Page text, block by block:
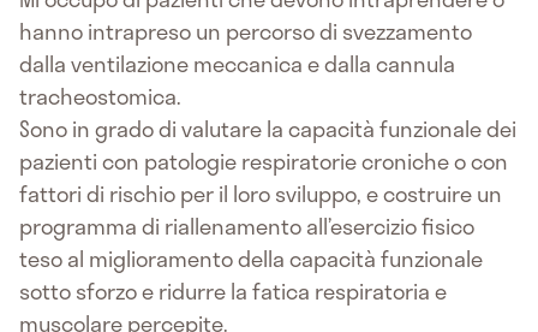
hanno intrapreso un percorso di svezzamento
dalla ventilazione meccanica e dalla cannula
tracheostomica.
Sono in grado di valutare la capacità funzionale dei
pazienti con patologie respiratorie croniche o con
fattori di rischio per il loro sviluppo, e costruire un
programma di riallenamento all’esercizio fisico
teso al miglioramento della capacità funzionale
sotto sforzo e ridurre la fatica respiratoria e
muscolare percepite.